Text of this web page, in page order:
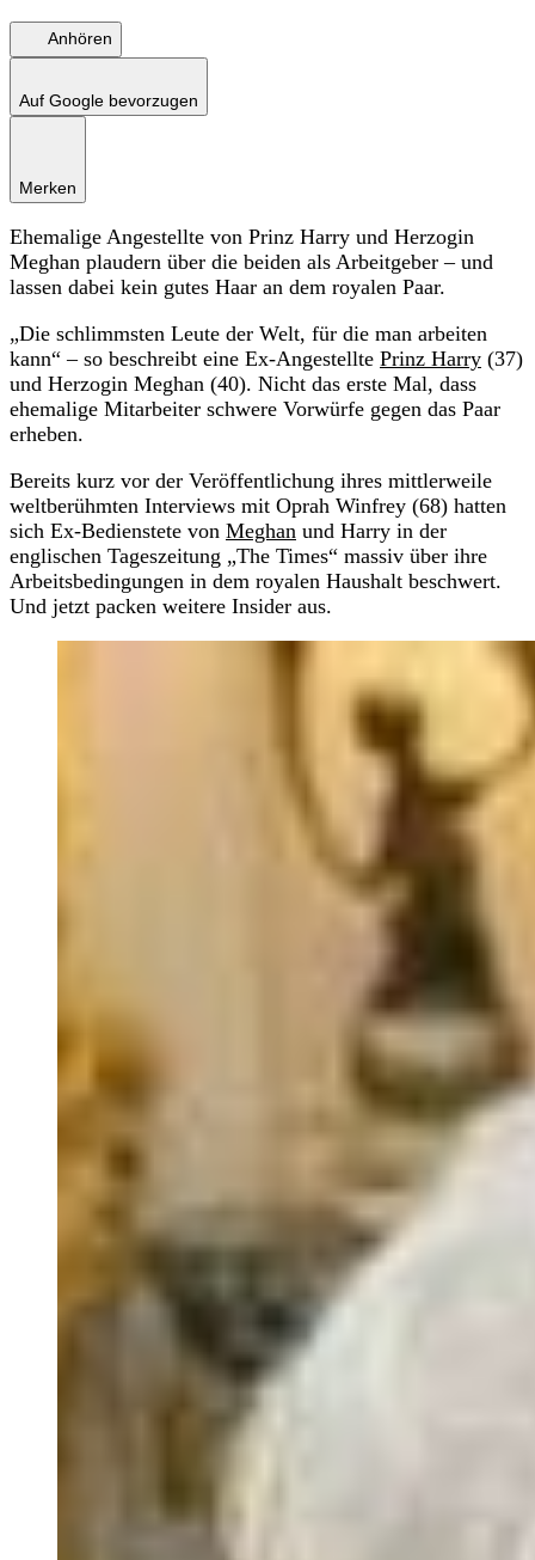
Anhören
Auf Google bevorzugen
Merken
Ehemalige Angestellte von Prinz Harry und Herzogin
Meghan plaudern über die beiden als Arbeitgeber – und
lassen dabei kein gutes Haar an dem royalen Paar.
„Die schlimmsten Leute der Welt, für die man arbeiten
kann“ – so beschreibt eine Ex-Angestellte Prinz Harry (37)
und Herzogin Meghan (40). Nicht das erste Mal, dass
ehemalige Mitarbeiter schwere Vorwürfe gegen das Paar
erheben.
Bereits kurz vor der Veröffentlichung ihres mittlerweile
weltberühmten Interviews mit Oprah Winfrey (68) hatten
sich Ex-Bedienstete von Meghan und Harry in der
englischen Tageszeitung „The Times“ massiv über ihre
Arbeitsbedingungen in dem royalen Haushalt beschwert.
Und jetzt packen weitere Insider aus.